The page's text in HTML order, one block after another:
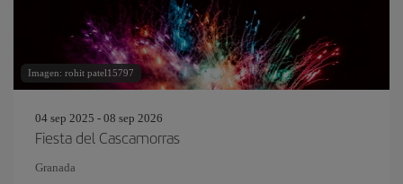
Imagen: rohit patel15797
04 sep 2025 - 08 sep 2026
Fiesta del Cascamorras
Granada